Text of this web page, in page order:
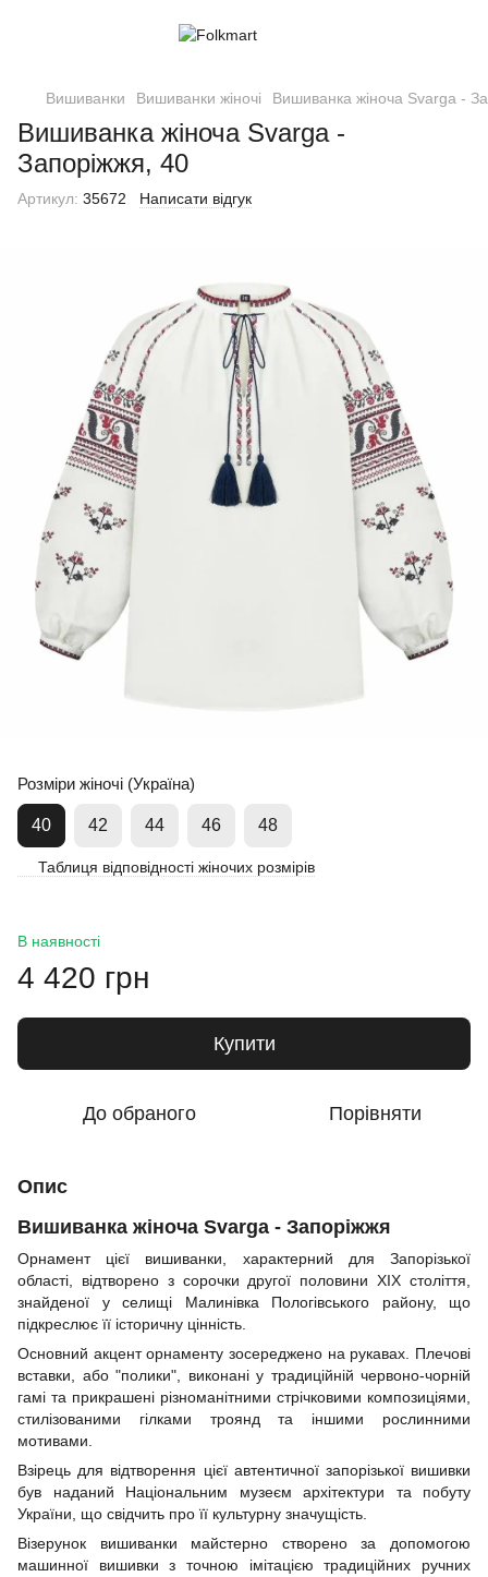
Вишиванки Вишиванки жіночі Вишиванка жіноча Svarga -
Вишиванка жіноча Svarga -
Запоріжжя, 40
Артикул: 35672 Написати відгук
Розміри жіночі (Україна)
40 42 44 46 48
Таблиця відповідності жіночих розмірів
В наявності
4 420 грн
Купити
До обраного Порівняти
Опис
Вишиванка жіноча Svarga - Запоріжжя
Орнамент цієї вишиванки, характерний для Запорізької
області, відтворено з сорочки другої половини XIX століття,
знайденої у селищі Малинівка Пологівського району, що
підкреслює її історичну цінність.
Основний акцент орнаменту зосереджено на рукавах. Плечові
вставки, або "полики", виконані у традиційній червоно-чорній
гамі та прикрашені різноманітними стрічковими композиціями,
стилізованими гілками троянд та іншими рослинними
мотивами.
Взірець для відтворення цієї автентичної запорізької вишивки
був наданий Національним музеєм архітектури та побуту
України, що свідчить про її культурну значущість.
Візерунок вишиванки майстерно створено за допомогою
машинної вишивки з точною імітацією традиційних ручних